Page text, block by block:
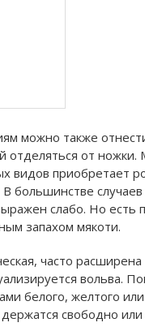
можно также
отделяться от ножки.
видов приобретает
большинстве случаев
слабо. Но есть
запахом мякоти.
часто расширена
вольва.
белого, желтого
свободно или